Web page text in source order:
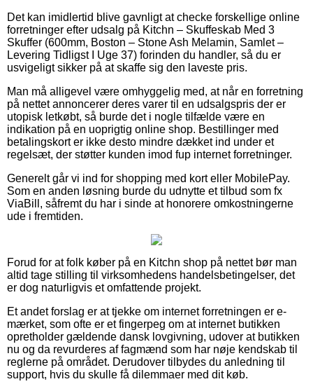
Det kan imidlertid blive gavnligt at checke forskellige online
forretninger efter udsalg på Kitchn – Skuffeskab Med 3
Skuffer (600mm, Boston – Stone Ash Melamin, Samlet –
Levering Tidligst I Uge 37) forinden du handler, så du er
usvigeligt sikker på at skaffe sig den laveste pris.
Man må alligevel være omhyggelig med, at når en forretning
på nettet annoncerer deres varer til en udsalgspris der er
utopisk letkøbt, så burde det i nogle tilfælde være en
indikation på en uoprigtig online shop. Bestillinger med
betalingskort er ikke desto mindre dækket ind under et
regelsæt, der støtter kunden imod fup internet forretninger.
Generelt går vi ind for shopping med kort eller MobilePay.
Som en anden løsning burde du udnytte et tilbud som fx
ViaBill, såfremt du har i sinde at honorere omkostningerne
ude i fremtiden.
Forud for at folk køber på en Kitchn shop på nettet bør man
altid tage stilling til virksomhedens handelsbetingelser, det
er dog naturligvis et omfattende projekt.
Et andet forslag er at tjekke om internet forretningen er e-
mærket, som ofte er et fingerpeg om at internet butikken
opretholder gældende dansk lovgivning, udover at butikken
nu og da revurderes af fagmænd som har nøje kendskab til
reglerne på området. Derudover tilbydes du anledning til
support, hvis du skulle få dilemmaer med dit køb.